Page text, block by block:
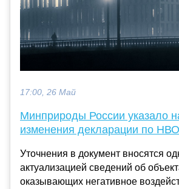
17:00, 26 Май
Минприроды России указало
изменения декларации по
Уточнения в документ вносятся
актуализацией сведений об
оказывающих негативное